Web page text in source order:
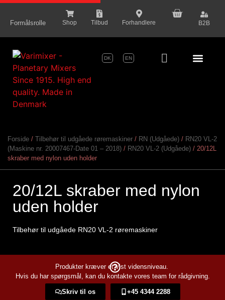
content
Formålsrolle Shop Tilbud Forhandlere B2B
DK EN
Forside / Tilbehør til udgåede røremaskiner / RN (Udgåede) / RN20 VL-2
(Maskine nr. 20007467-Date 01 – 2018) / RN20 VL-2 (Udgåede) / 20/12L
skraber med nylon uden holder
20/12L skraber med nylon
uden holder
Tilbehør til udgåede RN20 VL-2 røremaskiner
Produkter kræver et vist vidensniveau.
Hvis du har spørgsmål, kan du kontakte vores team for rådgivning.
Skriv til os +45 4344 2288